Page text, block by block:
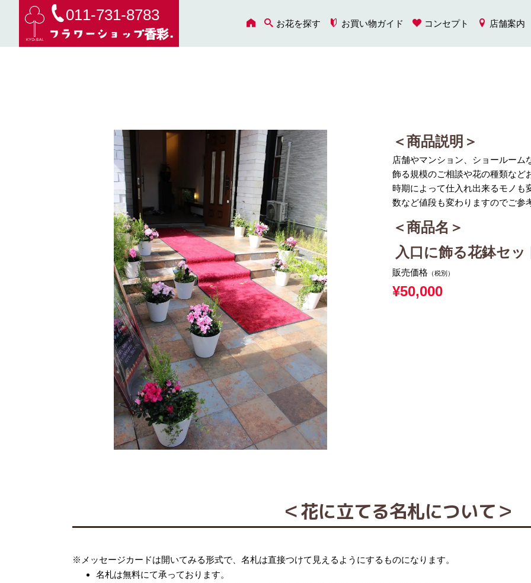
011-731-8783 お花を探す お買い物ガイド コンセプト 店舗案内
＜商品説明＞
店舗やマンション、ショールー
飾る規模のご相談や花の種類など
時期によって仕入れ出来るモノも
数など値段も変わりますのでご参
＜商品名＞
入口に飾る花鉢セッ
販売価格 （税別）
¥50,000
＜花に立てる名札について＞
※メッセージカードは開いてみる形式で、名札は直接つけて見えるようにするものになります。
名札は無料にて承っております。